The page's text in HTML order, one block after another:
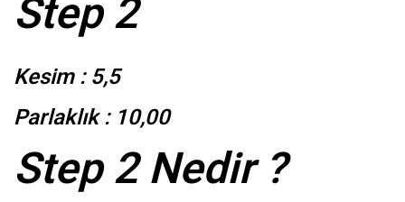
Step 2
Kesim : 5,5
Parlaklık : 10,00
Step 2 Nedir ?